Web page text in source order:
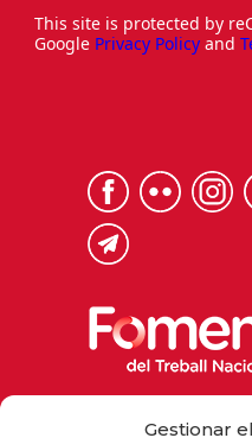
Gestionar
This site is protected by
Google Privacy Policy and